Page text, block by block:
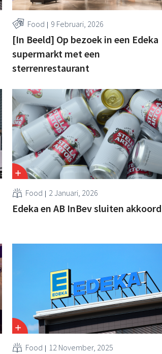
Food 9 Februari, 2026
[In Beeld] Op bezoek in een Edeka
supermarkt met een
sterrenrestaurant
Food 2 Januari, 2026
Edeka en AB InBev sluiten akkoord
Food 12 November, 2025